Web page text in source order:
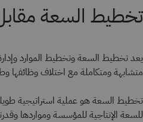
تخطيط السعة
يعد تخطيط السعة وتخطيط الموارد
متشابهة ومتكاملة مع اختلاف وظائفها
تخطيط السعة هو عملية استراتيجية
للسعة الإنتاجية للمؤسسة ومواردها